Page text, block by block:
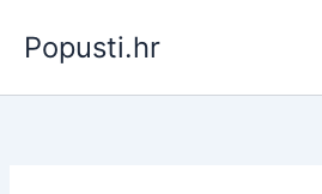
content
Popusti.hr